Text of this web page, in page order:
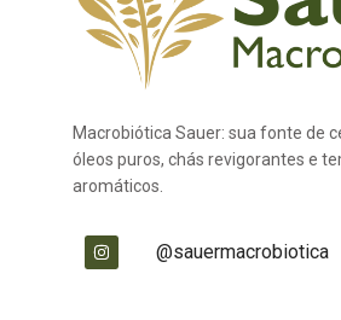
Macrobiótica Sauer: sua fonte de
óleos puros, chás revigorantes e
aromáticos.
@sauermacrobiotica